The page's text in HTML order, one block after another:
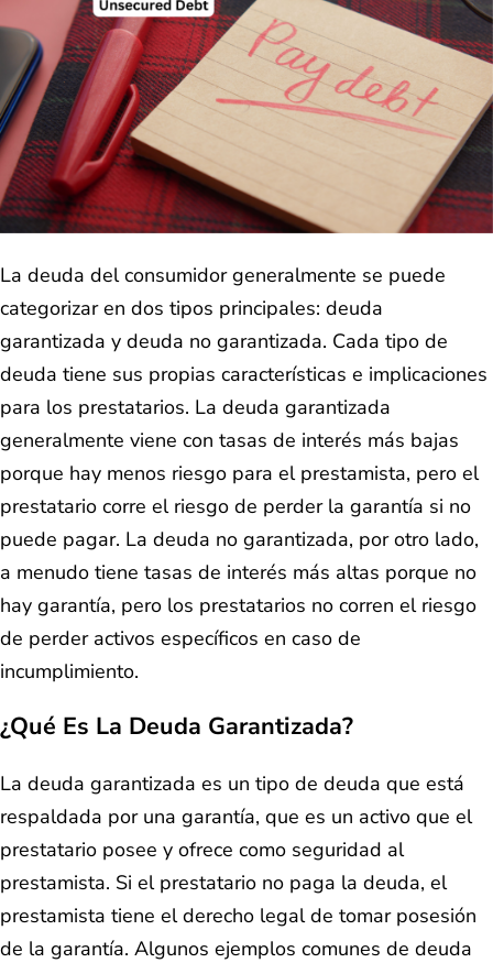
La deuda del consumidor generalmente se puede
categorizar en dos tipos principales: deuda
garantizada y deuda no garantizada. Cada tipo de
deuda tiene sus propias características e implicaciones
para los prestatarios. La deuda garantizada
generalmente viene con tasas de interés más bajas
porque hay menos riesgo para el prestamista, pero el
prestatario corre el riesgo de perder la garantía si no
puede pagar. La deuda no garantizada, por otro lado,
a menudo tiene tasas de interés más altas porque no
hay garantía, pero los prestatarios no corren el riesgo
de perder activos específicos en caso de
incumplimiento.
¿Qué Es La Deuda Garantizada?
La deuda garantizada es un tipo de deuda que está
respaldada por una garantía, que es un activo que el
prestatario posee y ofrece como seguridad al
prestamista. Si el prestatario no paga la deuda, el
prestamista tiene el derecho legal de tomar posesión
de la garantía. Algunos ejemplos comunes de deuda